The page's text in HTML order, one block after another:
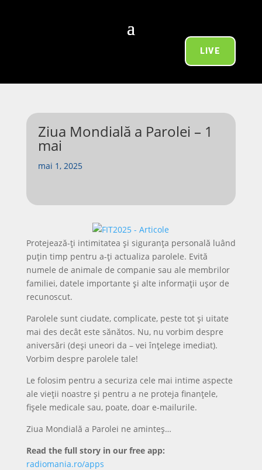
LIVE
Ziua Mondială a Parolei – 1
mai
mai 1, 2025
Protejează-ți intimitatea și siguranța personală luând
puțin timp pentru a-ți actualiza parolele. Evită
numele de animale de companie sau ale membrilor
familiei, datele importante și alte informații ușor de
recunoscut.
Parolele sunt ciudate, complicate, peste tot și uitate
mai des decât este sănătos. Nu, nu vorbim despre
aniversări (deși uneori da – vei înțelege imediat).
Vorbim despre parolele tale!
Le folosim pentru a securiza cele mai intime aspecte
ale vieții noastre și pentru a ne proteja finanțele,
fișele medicale sau, poate, doar e-mailurile.
Ziua Mondială a Parolei ne aminteș…
Read the full story in our free app:
radiomania.ro/apps